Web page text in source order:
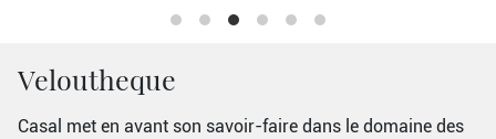
Veloutheque
Casal met en avant son savoir-faire dans le domaine des